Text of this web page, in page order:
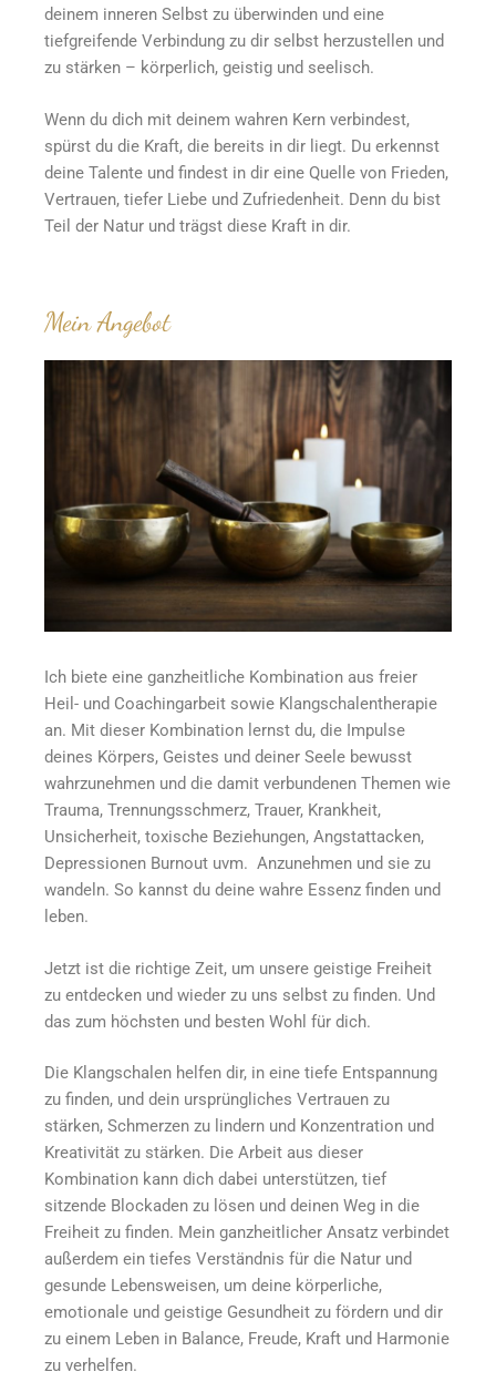
deinem inneren Selbst zu überwinden und eine
tiefgreifende Verbindung zu dir selbst herzustellen und
zu stärken – körperlich, geistig und seelisch.
Wenn du dich mit deinem wahren Kern verbindest,
spürst du die Kraft, die bereits in dir liegt. Du erkennst
deine Talente und findest in dir eine Quelle von Frieden,
Vertrauen, tiefer Liebe und Zufriedenheit. Denn du bist
Teil der Natur und trägst diese Kraft in dir.
Mein Angebot
Ich biete eine ganzheitliche Kombination aus freier
Heil- und Coachingarbeit sowie Klangschalentherapie
an. Mit dieser Kombination lernst du, die Impulse
deines Körpers, Geistes und deiner Seele bewusst
wahrzunehmen und die damit verbundenen Themen wie
Trauma, Trennungsschmerz, Trauer, Krankheit,
Unsicherheit, toxische Beziehungen, Angstattacken,
Depressionen Burnout uvm. Anzunehmen und sie zu
wandeln. So kannst du deine wahre Essenz finden und
leben.
Jetzt ist die richtige Zeit, um unsere geistige Freiheit
zu entdecken und wieder zu uns selbst zu finden. Und
das zum höchsten und besten Wohl für dich.
Die Klangschalen helfen dir, in eine tiefe Entspannung
zu finden, und dein ursprüngliches Vertrauen zu
stärken, Schmerzen zu lindern und Konzentration und
Kreativität zu stärken. Die Arbeit aus dieser
Kombination kann dich dabei unterstützen, tief
sitzende Blockaden zu lösen und deinen Weg in die
Freiheit zu finden. Mein ganzheitlicher Ansatz verbindet
außerdem ein tiefes Verständnis für die Natur und
gesunde Lebensweisen, um deine körperliche,
emotionale und geistige Gesundheit zu fördern und dir
zu einem Leben in Balance, Freude, Kraft und Harmonie
zu verhelfen.